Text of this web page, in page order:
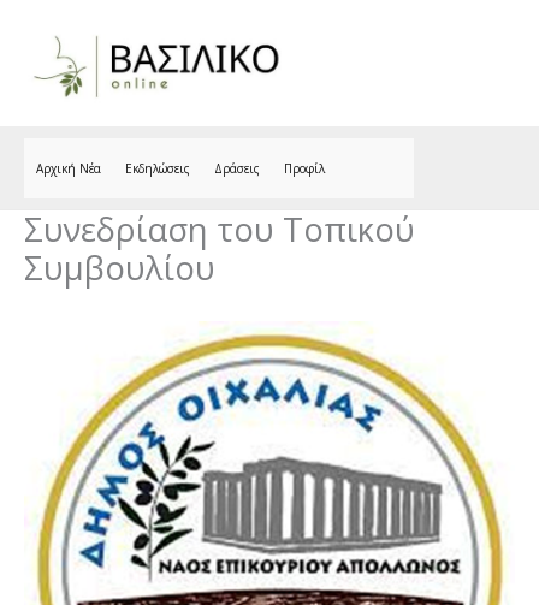
Αρχική Νέα Εκδηλώσεις Δράσεις Προφίλ
Συνεδρίαση του Τοπικού
Συμβουλίου